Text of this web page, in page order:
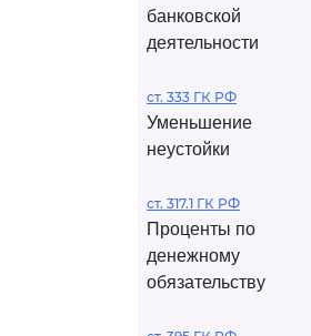
банковской
деятельности
ст. 333 ГК РФ
Уменьшение
неустойки
ст. 317.1 ГК РФ
Проценты по
денежному
обязательству